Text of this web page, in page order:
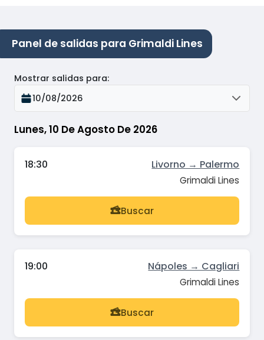
Panel de salidas para Grimaldi Lines
Lunes, 10 De Agosto De 2026
Mostrar salidas para:
10/08/2026
18:30 Livorno → Palermo
Grimaldi Lines
Buscar
19:00 Nápoles → Cagliari
Grimaldi Lines
Buscar